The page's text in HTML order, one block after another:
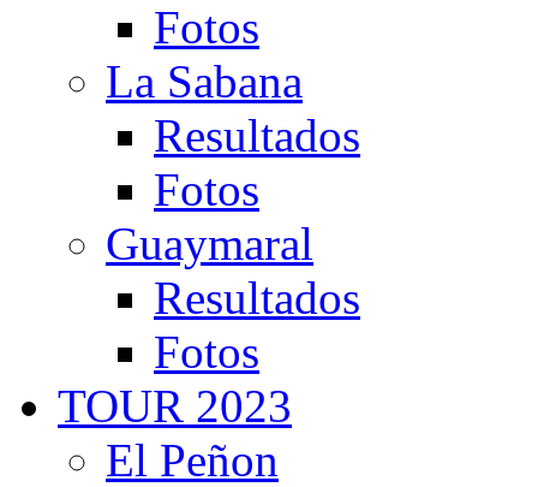
Fotos
La Sabana
Resultados
Fotos
Guaymaral
Resultados
Fotos
TOUR 2023
El Peñon